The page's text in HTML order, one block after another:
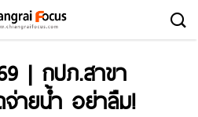
| กปภ.สาขา
จ่ายน้ำ อย่าลืม!